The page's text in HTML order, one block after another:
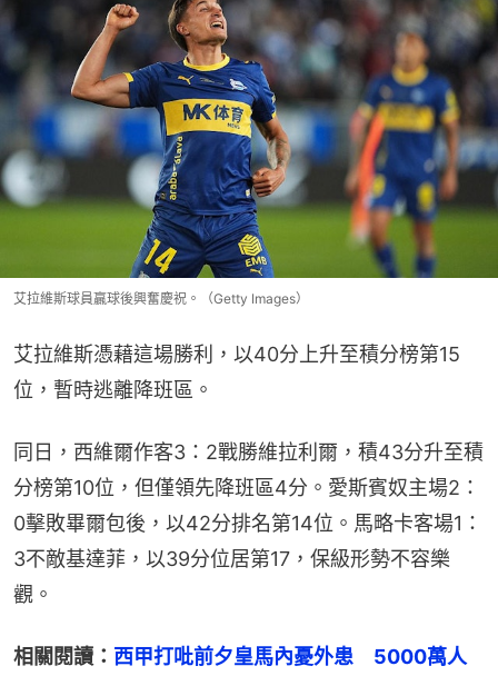
艾拉維斯球員贏球後興奮慶祝。（Getty Images）
艾拉維斯憑藉這場勝利，以40分上升至積分榜第15
位，暫時逃離降班區。
同日，西維爾作客3：2戰勝維拉利爾，積43分升至積
分榜第10位，但僅領先降班區4分。愛斯賓奴主場2：
0擊敗畢爾包後，以42分排名第14位。馬略卡客場1：
3不敵基達菲，以39分位居第17，保級形勢不容樂
觀。
相關閱讀： 西甲打吡前夕皇馬內憂外患　5000萬人